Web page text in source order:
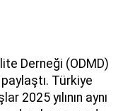
Derneği (ODMD)
Türkiye
2025 yılının aynı